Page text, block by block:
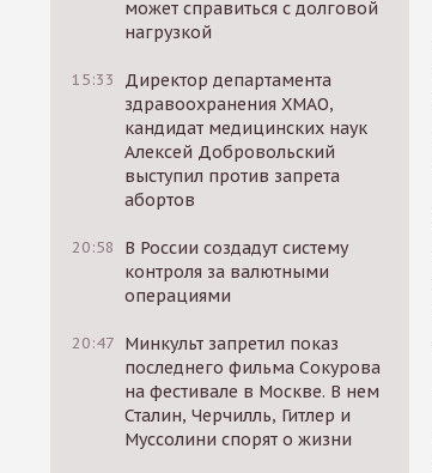
может справиться с долговой
нагрузкой
15:33
Директор департамента
здравоохранения ХМАО,
кандидат медицинских наук
Алексей Добровольский
выступил против запрета
абортов
20:58
В России создадут систему
контроля за валютными
операциями
20:47 Минкульт запретил показ
последнего фильма Сокурова
на фестивале в Москве. В нем
Сталин, Черчилль, Гитлер и
Муссолини спорят о жизни